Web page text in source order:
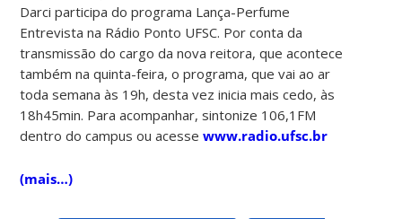
Darci participa do programa Lança-Perfume
Entrevista na Rádio Ponto UFSC. Por conta da
transmissão do cargo da nova reitora, que acontece
também na quinta-feira, o programa, que vai ao ar
toda semana às 19h, desta vez inicia mais cedo, às
18h45min. Para acompanhar, sintonize 106,1FM
dentro do campus ou acessewww.radio.ufsc.br
(mais…)